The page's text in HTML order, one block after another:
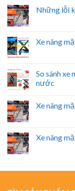
Những lỗi
Xe nâng
So sánh xe
nước
Xe nâng
Xe nâng